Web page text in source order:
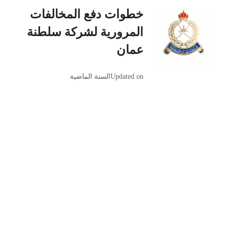
خطوات دفع المخالفات
المرورية لشركة سلطنة
عمان
Updated onالسنة الماضية